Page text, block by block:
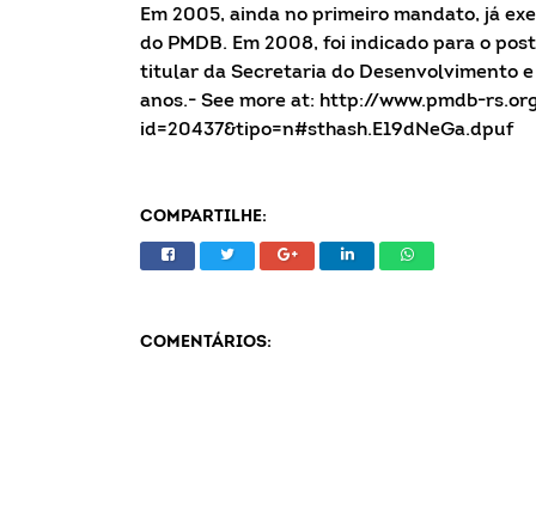
Em 2005, ainda no primeiro mandato, já
do PMDB. Em 2008, foi indicado para o
titular da Secretaria do Desenvolvimento
anos.- See more at: http://www.pmdb-
id=20437&tipo=n#sthash.E19dNeGa.dpuf
COMPARTILHE:
COMENTÁRIOS: